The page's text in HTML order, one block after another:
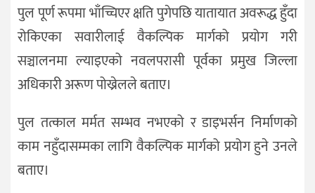
पुल पूर्ण रूपमा भाँच्चिएर क्षति पुगेपछि यातायात अवरूद्ध हुँदा
रोकिएका सवारीलाई वैकल्पिक मार्गको प्रयोग गरी
सञ्चालनमा ल्याइएको नवलपरासी पूर्वका प्रमुख जिल्ला
अधिकारी अरूण पोख्रेलले बताए।
पुल तत्काल मर्मत सम्भव नभएको र डाइभर्सन निर्माणको
काम नहुँदासम्मका लागि वैकल्पिक मार्गको प्रयोग हुने उनले
बताए।